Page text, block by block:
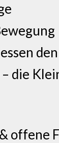
den
die
offene